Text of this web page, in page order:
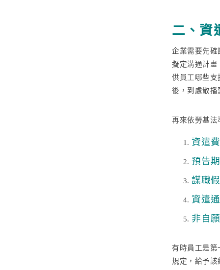
二、資
企業需要先確
擬定溝通計畫
供員工哪些支
後，到處散播
再來依勞基法
資遣費
預告
謀職假
資遣
非自
有時員工是第
規定，給予該